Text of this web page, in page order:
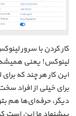
کار کردن با سرور
لینوکس! یعنی همیشه
این کار هر چند که
برای خیلی از افراد
دیگر، حرفه‌ای‌ها هم